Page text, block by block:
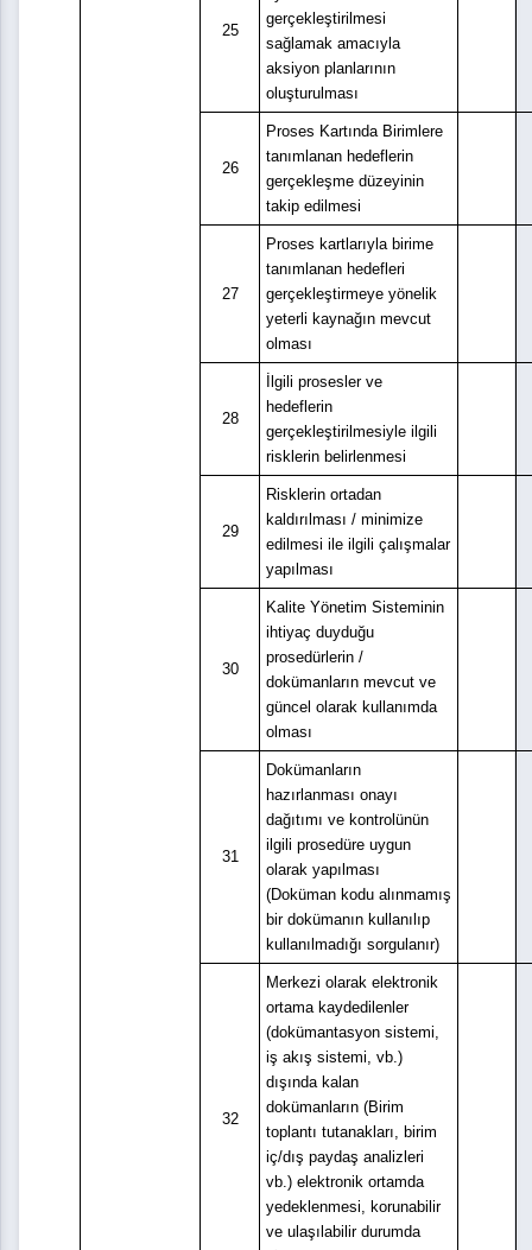
25
gerçekleştirilmesi
sağlamak amacıyla
aksiyon planlarının
oluşturulması
26
Proses Kartında Birimlere
tanımlanan hedeflerin
gerçekleşme düzeyinin
takip edilmesi
27
Proses kartlarıyla birime
tanımlanan hedefleri
gerçekleştirmeye yönelik
yeterli kaynağın mevcut
olması
28
İlgili prosesler ve
hedeflerin
gerçekleştirilmesiyle ilgili
risklerin belirlenmesi
29
Risklerin ortadan
kaldırılması / minimize
edilmesi ile ilgili çalışmalar
yapılması
30
Kalite Yönetim Sisteminin
ihtiyaç duyduğu
prosedürlerin /
dokümanların mevcut ve
güncel olarak kullanımda
olması
31
Dokümanların
hazırlanması onayı
dağıtımı ve kontrolünün
ilgili prosedüre uygun
olarak yapılması
(Doküman kodu alınmamış
bir dokümanın kullanılıp
kullanılmadığı sorgulanır)
32
Merkezi olarak elektronik
ortama kaydedilenler
(dokümantasyon sistemi,
iş akış sistemi, vb.)
dışında kalan
dokümanların (Birim
toplantı tutanakları, birim
iç/dış paydaş analizleri
vb.) elektronik ortamda
yedeklenmesi, korunabilir
ve ulaşılabilir durumda